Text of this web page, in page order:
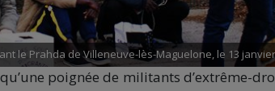
le Prahda de Villeneuve-lès-Maguelone, le 13
poignée de militants d’extrême-